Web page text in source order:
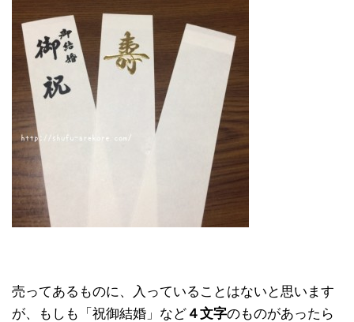
売ってあるものに、入っていることはないと思います
が、もしも「祝御結婚」など ４文字のものがあったら